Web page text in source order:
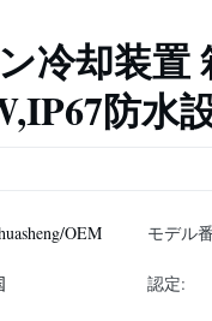
冷却装置
防水
OEM モデル
認定: